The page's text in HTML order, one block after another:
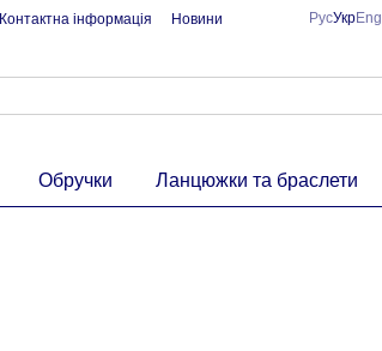
Контактна інформація Новини РусУкрEng
Обручки Ланцюжки та браслети